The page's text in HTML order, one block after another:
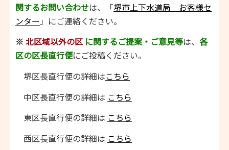
関するお問い合わせは、「堺市上下水道局 お客様セ
ンター 」にご連絡ください。
※ 北区域以外の区 に関するご提案・ご意見等は、 各
区の区長直行便にご投稿ください。
堺区長直行便の詳細はこちら
中区長直行便の詳細は こちら
東区長直行便の詳細は こちら
西区長直行便の詳細は こちら